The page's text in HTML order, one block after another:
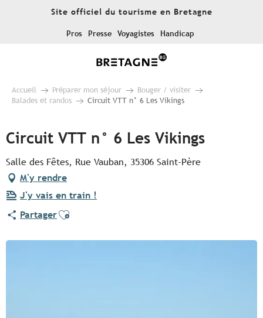
Site officiel du tourisme en Bretagne
Pros Presse Voyagistes Handicap
Accueil Préparer mon séjour
Bouger / visiter
Balades et randos
Circuit VTT n° 6 Les Vikings
Circuit VTT n° 6 Les Vikings
Salle des Fêtes, Rue Vauban, 35306 Saint-Père
M'y rendre
J'y vais en train !
PartagerAjouter aux favoris